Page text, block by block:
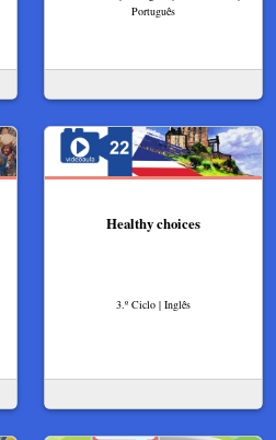
Português
Healthy choices
3.º Ciclo | Inglês